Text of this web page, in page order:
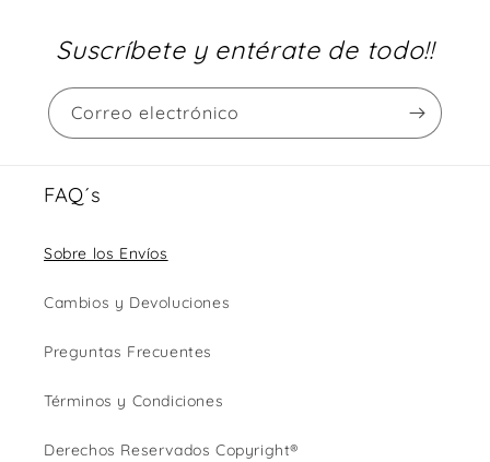
Suscríbete y entérate de todo!!
Correo electrónico
FAQ´s
Sobre los Envíos
Cambios y Devoluciones
Preguntas Frecuentes
Términos y Condiciones
Derechos Reservados Copyright®